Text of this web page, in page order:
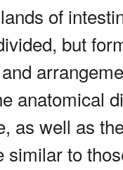
of
but
anatomical
as well as
similar to